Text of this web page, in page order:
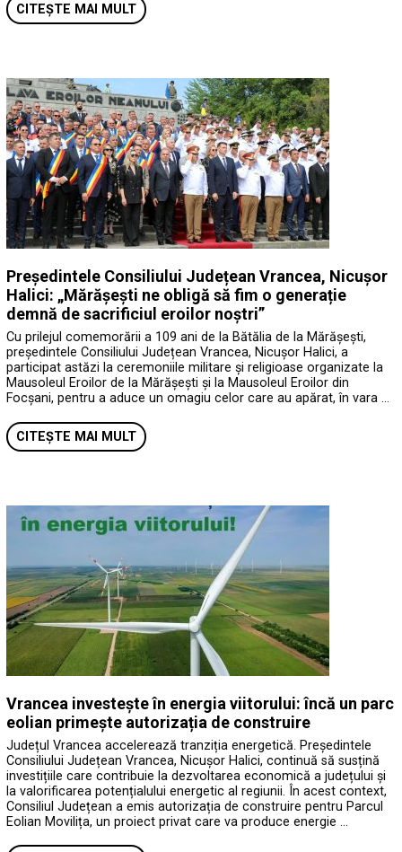
CITEȘTE MAI MULT
Președintele Consiliului Județean Vrancea, Nicușor
Halici: „Mărășești ne obligă să fim o generație
demnă de sacrificiul eroilor noștri”
Cu prilejul comemorării a 109 ani de la Bătălia de la Mărășești,
președintele Consiliului Județean Vrancea, Nicușor Halici, a
participat astăzi la ceremoniile militare și religioase organizate la
Mausoleul Eroilor de la Mărășești și la Mausoleul Eroilor din
Focșani, pentru a aduce un omagiu celor care au apărat, în vara …
CITEȘTE MAI MULT
Vrancea investește în energia viitorului: încă un parc
eolian primește autorizația de construire
Județul Vrancea accelerează tranziția energetică. Președintele
Consiliului Județean Vrancea, Nicușor Halici, continuă să susțină
investițiile care contribuie la dezvoltarea economică a județului și
la valorificarea potențialului energetic al regiunii. În acest context,
Consiliul Județean a emis autorizația de construire pentru Parcul
Eolian Movilița, un proiect privat care va produce energie …